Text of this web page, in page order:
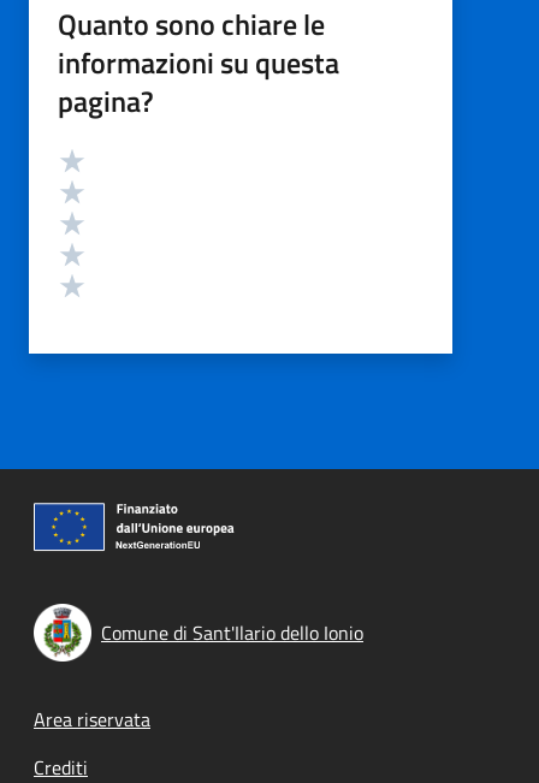
Quanto sono chiare le
informazioni su questa
pagina?
Valutazione
Comune di Sant'Ilario dello Ionio
Footer menu
Area riservata
Crediti